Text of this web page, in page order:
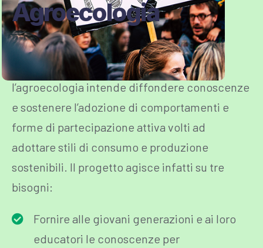
Agroecologia
In particolare, il progetto, attraverso
l’agroecologia intende diffondere conoscenze
e sostenere l’adozione di comportamenti e
forme di partecipazione attiva volti ad
adottare stili di consumo e produzione
sostenibili. Il progetto agisce infatti su tre
bisogni:
Fornire alle giovani generazioni e ai loro
educatori le conoscenze per